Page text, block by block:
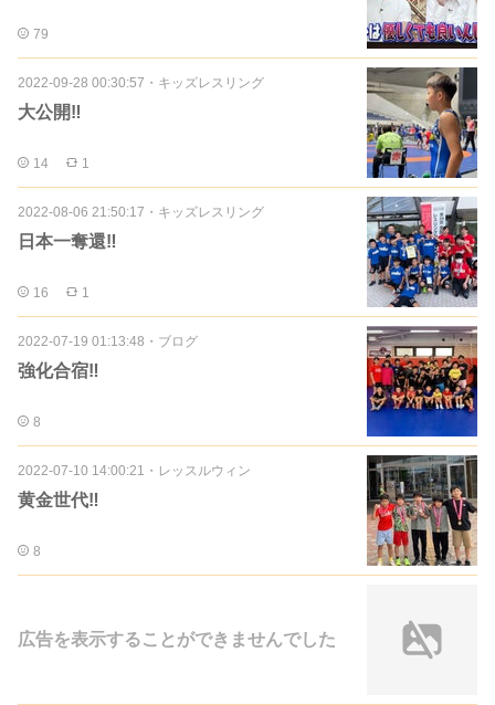
79
2022-09-28 00:30:57 ・ キッズレスリング
大公開‼️
14 1
2022-08-06 21:50:17 ・ キッズレスリング
日本一奪還‼️
16 1
2022-07-19 01:13:48 ・ ブログ
強化合宿‼️
8
2022-07-10 14:00:21 ・ レッスルウィン
黄金世代‼️
8
広告を表示することができませんでした